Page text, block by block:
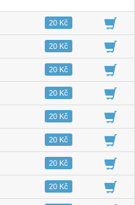
02:4220 Kč
03:1220 Kč
03:1420 Kč
03:2320 Kč
03:1720 Kč
02:2520 Kč
03:0220 Kč
02:4320 Kč